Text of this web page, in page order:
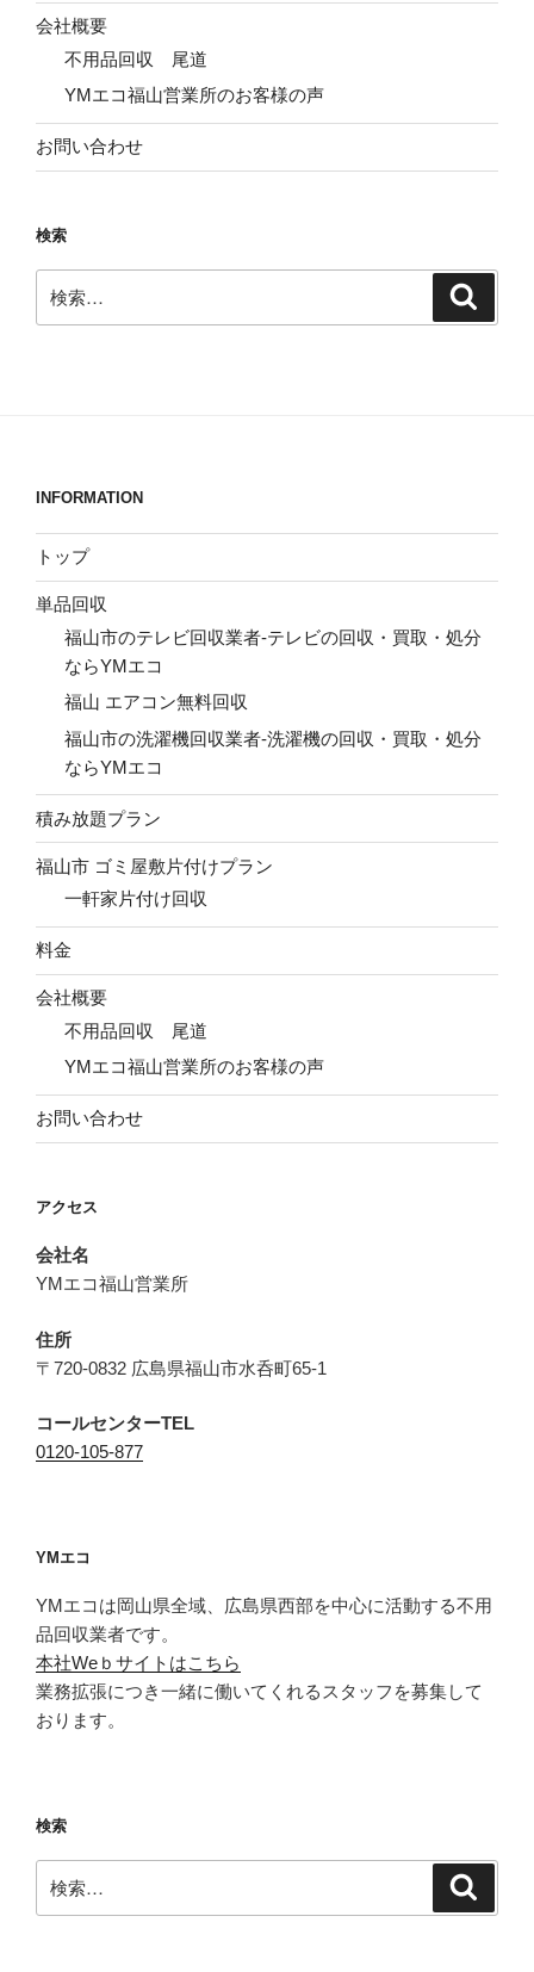
会社概要
不用品回収 尾道
YMエコ福山営業所のお客様の声
お問い合わせ
検索
索:
INFORMATION
トップ
単品回収
福山市のテレビ回収業者-テレビの回収・買取・処分
ならYMエコ
福山 エアコン無料回収
福山市の洗濯機回収業者-洗濯機の回収・買取・処分
ならYMエコ
積み放題プラン
福山市 ゴミ屋敷片付けプラン
一軒家片付け回収
料金
会社概要
不用品回収 尾道
YMエコ福山営業所のお客様の声
お問い合わせ
アクセス
会社名
YMエコ福山営業所
住所
〒720-0832 広島県福山市水呑町65-1
コールセンターTEL
0120-105-877
YMエコ
YMエコは岡山県全域、広島県西部を中心に活動する不用
品回収業者です。
本社Weｂサイトはこちら
業務拡張につき一緒に働いてくれるスタッフを募集して
おります。
検索
索: